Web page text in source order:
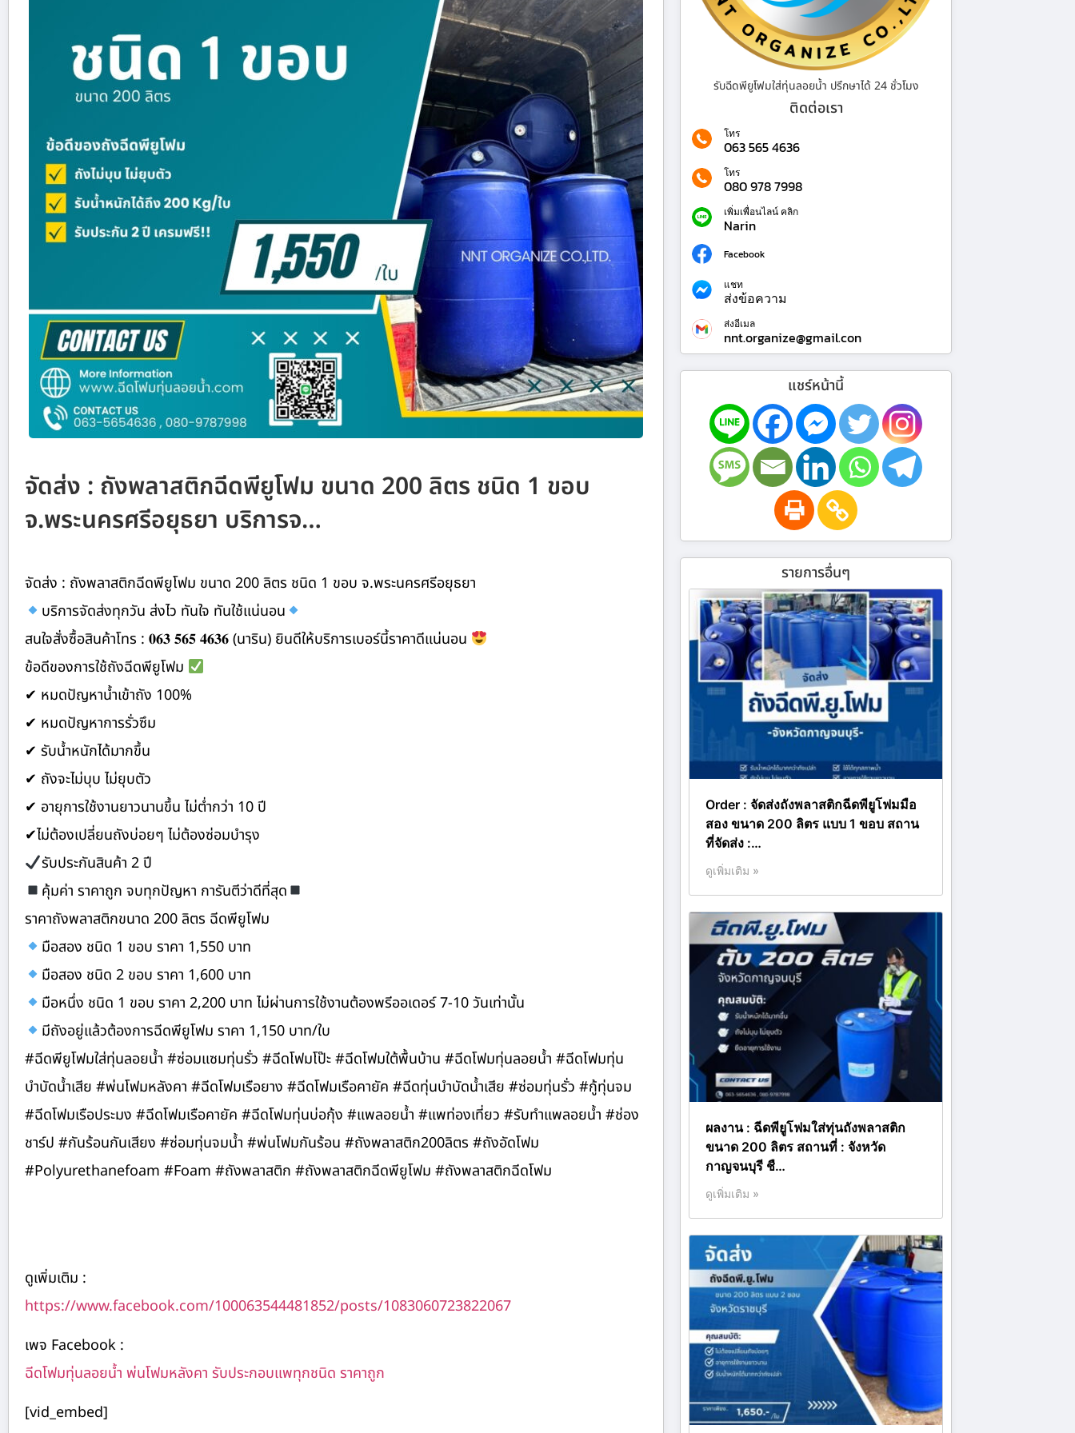
จัดส่ง : ถังพลาสติกฉีดพียูโฟม ขนาด 200 ลิตร ชนิด 1 ขอบ
จ.พระนครศรีอยุธยา บริการจ…
จัดส่ง : ถังพลาสติกฉีดพียูโฟม ขนาด 200 ลิตร ชนิด 1 ขอบ จ.พระนครศรีอยุธยา
บริการจัดส่งทุกวัน ส่งไว ทันใจ ทันใช้แน่นอน
สนใจสั่งซื้อสินค้าโทร : 𝟎𝟔𝟑 𝟓𝟔𝟓 𝟒𝟔𝟑𝟔 (นาริน) ยินดีให้บริการเบอร์นี้ราคาดีแน่นอน
ข้อดีของการใช้ถังฉีดพียูโฟม
✔ หมดปัญหาน้ำเข้าถัง 100%
✔ หมดปัญหาการรั่วซึม
✔ รับน้ำหนักได้มากขึ้น
✔ ถังจะไม่บุบ ไม่ยุบตัว
✔ อายุการใช้งานยาวนานขึ้น ไม่ต่ำกว่า 10 ปี
✔ไม่ต้องเปลี่ยนถังบ่อยๆ ไม่ต้องซ่อมบำรุง
รับประกันสินค้า 2 ปี
คุ้มค่า ราคาถูก จบทุกปัญหา การันตีว่าดีที่สุด
ราคาถังพลาสติกขนาด 200 ลิตร ฉีดพียูโฟม
มือสอง ชนิด 1 ขอบ ราคา 1,550 บาท
มือสอง ชนิด 2 ขอบ ราคา 1,600 บาท
มือหนึ่ง ชนิด 1 ขอบ ราคา 2,200 บาท ไม่ผ่านการใช้งานต้องพรีออเดอร์ 7-10 วันเท่านั้น
มีถังอยู่แล้วต้องการฉีดพียูโฟม ราคา 1,150 บาท/ใบ
#ฉีดพียูโฟมใส่ทุ่นลอยน้ำ #ซ่อมแซมทุ่นรั่ว #ฉีดโฟมโป๊ะ #ฉีดโฟมใต้พื้นบ้าน #ฉีดโฟมทุ่นลอยน้ำ #ฉีดโฟมทุ่น
บำบัดน้ำเสีย #พ่นโฟมหลังคา #ฉีดโฟมเรือยาง #ฉีดโฟมเรือคายัค #ฉีดทุ่นบำบัดน้ำเสีย #ซ่อมทุ่นรั่ว #กู้ทุ่นจม
#ฉีดโฟมเรือประมง #ฉีดโฟมเรือคายัค #ฉีดโฟมทุ่นบ่อกุ้ง #แพลอยน้ำ #แพท่องเที่ยว #รับทำแพลอยน้ำ #ช่อง
ชาร์ป #กันร้อนกันเสียง #ซ่อมทุ่นจมน้ำ #พ่นโฟมกันร้อน #ถังพลาสติก200ลิตร #ถังอัดโฟม
#Polyurethanefoam #Foam #ถังพลาสติก #ถังพลาสติกฉีดพียูโฟม #ถังพลาสติกฉีดโฟม
ดูเพิ่มเติม :
https://www.facebook.com/100063544481852/posts/1083060723822067
เพจ Facebook :
ฉีดโฟมทุ่นลอยน้ำ พ่นโฟมหลังคา รับประกอบแพทุกชนิด ราคาถูก
[vid_embed]
รับฉีดพียูโฟมใส่ทุ่นลอยน้ำ ปรึกษาได้ 24 ชั่วโมง
ติดต่อเรา
โทร
063 565 4636
โทร
080 978 7998
เพิ่มเพื่อนไลน์ คลิก
Narin
Facebook
แชท
ส่งข้อความ
ส่งอีเมล
nnt.organize@gmail.con
แชร์หน้านี้
รายการอื่นๆ
Order : จัดส่งถังพลาสติกฉีดพียูโฟมมือ
สอง ขนาด 200 ลิตร แบบ 1 ขอบ สถาน
ที่จัดส่ง :…
ดูเพิ่มเติม »
ผลงาน : ฉีดพียูโฟมใส่ทุ่นถังพลาสติก
ขนาด 200 ลิตร สถานที่ : จังหวัด
กาญจนบุรี ชื…
ดูเพิ่มเติม »